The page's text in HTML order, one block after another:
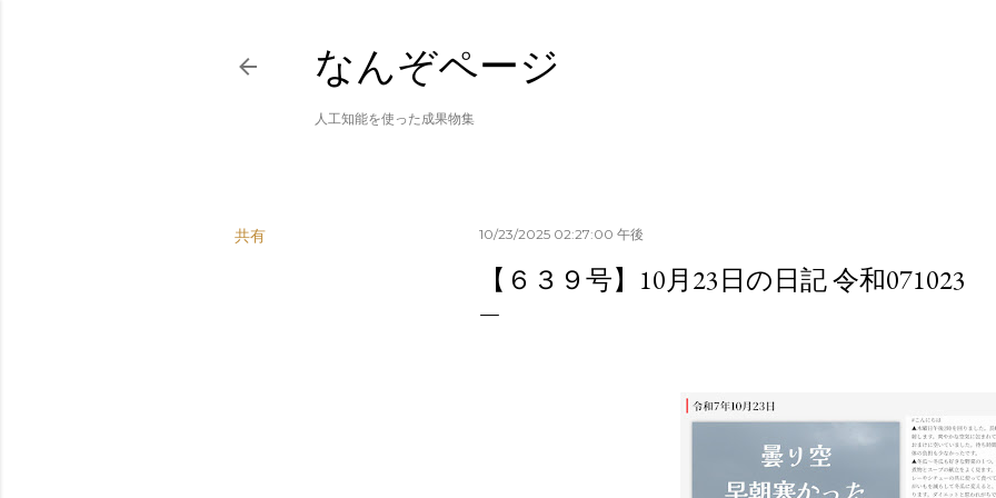
なんぞページ
人工知能を使った成果物集
共有 10/23/2025 02:27:00 午後
【６３９号】10月23日の日記 令和071023